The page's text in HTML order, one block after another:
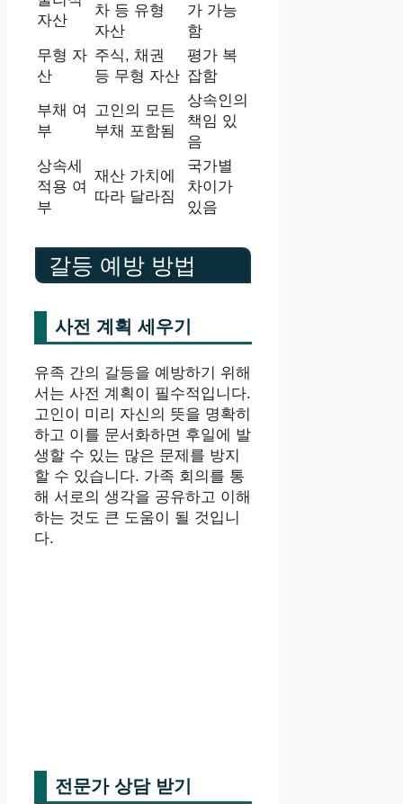
자산
차 등 유형
자산
가 가능
함
무형 자
산
주식, 채권
등 무형 자산
평가 복
잡함
부채 여
부
고인의 모든
부채 포함됨
상속인의
책임 있
음
상속세
적용 여
부
재산 가치에
따라 달라짐
국가별
차이가
있음
갈등 예방 방법
사전 계획 세우기
유족 간의 갈등을 예방하기 위해
서는 사전 계획이 필수적입니다.
고인이 미리 자신의 뜻을 명확히
하고 이를 문서화하면 후일에 발
생할 수 있는 많은 문제를 방지
할 수 있습니다. 가족 회의를 통
해 서로의 생각을 공유하고 이해
하는 것도 큰 도움이 될 것입니
다.
전문가 상담 받기